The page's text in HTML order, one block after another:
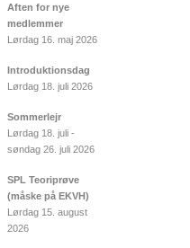
Aften for nye
medlemmer
Lørdag 16. maj 2026
Introduktionsdag
Lørdag 18. juli 2026
Sommerlejr
Lørdag 18. juli -
søndag 26. juli 2026
SPL Teoriprøve
(måske på EKVH)
Lørdag 15. august
2026